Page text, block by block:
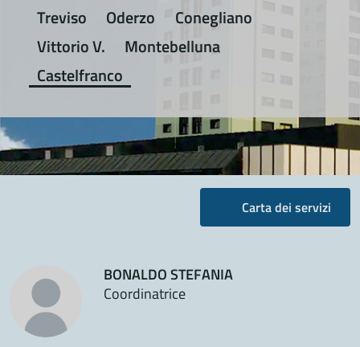
Treviso Oderzo
Conegliano
Vittorio V.
Montebelluna
Castelfranco
Carta dei servizi
BONALDO STEFANIA
Coordinatrice